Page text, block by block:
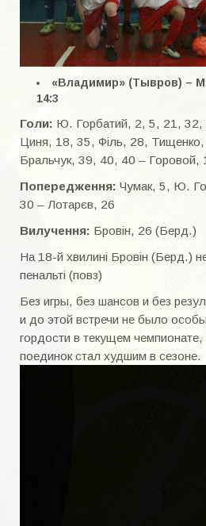
«Владимир» (Тывров) –
14:3
Голи: Ю. Горбатий, 2, 5, 21, 32,
Циня, 18, 35, Філь, 28,
Бральчук, 39, 40, 40 – Горовой,
Попередження: Чумак, 5, Ю.
30 – Лотарєв, 26
Вилучення: Бровін, 26 (Берд.)
На 18-й хвилині Бровін (Берд.)
пенальті (повз)
Без игры, без шансов и без
и до этой встречи не было
гордости в текущем
поединок стал худшим в сезоне.